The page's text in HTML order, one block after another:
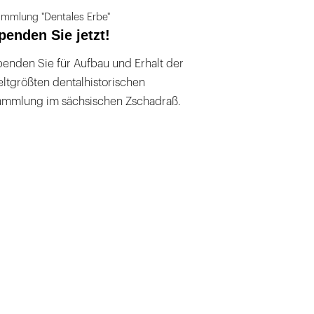
"Dentales Erbe"
Sie jetzt!
Sie für Aufbau und Erhalt der
dentalhistorischen
im sächsischen Zschadraß.